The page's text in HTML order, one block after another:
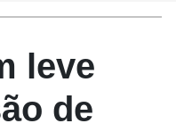
leve
de